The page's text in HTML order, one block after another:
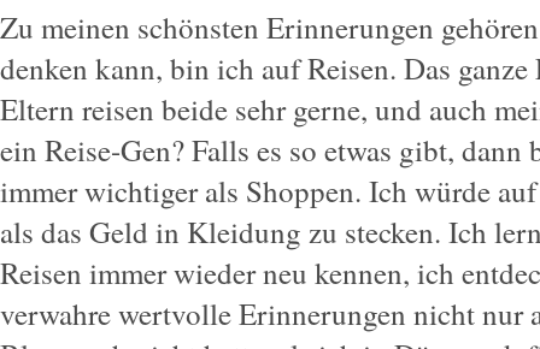
Zu meinen schönsten Erinnerungen
denken kann, bin ich auf Reisen. Das
Eltern reisen beide sehr gerne, und auch
ein Reise-Gen? Falls es so etwas gibt,
immer wichtiger als Shoppen. Ich würde
als das Geld in Kleidung zu stecken. Ich
Reisen immer wieder neu kennen, ich
verwahre wertvolle Erinnerungen nicht nur